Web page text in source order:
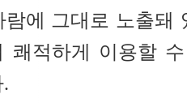
에 그대로 노출돼
쾌적하게 이용할